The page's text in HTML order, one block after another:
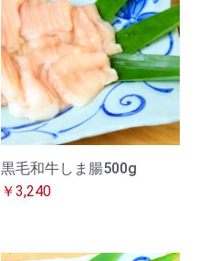
黒毛和牛しま腸500g
￥3,240